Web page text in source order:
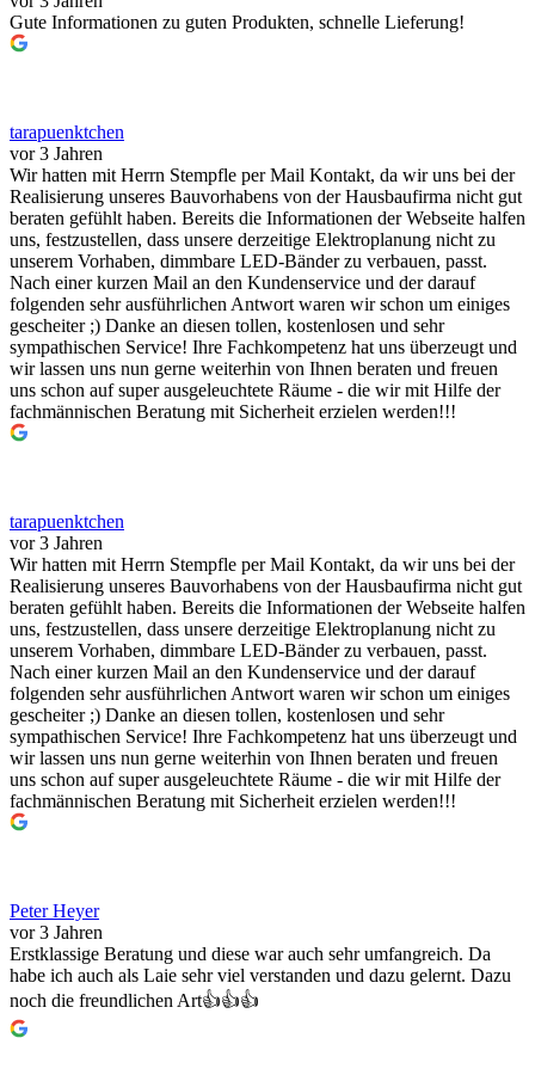
Gute Informationen zu guten Produkten, schnelle Lieferung!
tarapuenktchen
vor 3 Jahren
Wir hatten mit Herrn Stempfle per Mail Kontakt, da wir uns bei der
Realisierung unseres Bauvorhabens von der Hausbaufirma nicht gut
beraten gefühlt haben. Bereits die Informationen der Webseite halfen
uns, festzustellen, dass unsere derzeitige Elektroplanung nicht zu
unserem Vorhaben, dimmbare LED-Bänder zu verbauen, passt.
Nach einer kurzen Mail an den Kundenservice und der darauf
folgenden sehr ausführlichen Antwort waren wir schon um einiges
gescheiter ;) Danke an diesen tollen, kostenlosen und sehr
sympathischen Service! Ihre Fachkompetenz hat uns überzeugt und
wir lassen uns nun gerne weiterhin von Ihnen beraten und freuen
uns schon auf super ausgeleuchtete Räume - die wir mit Hilfe der
fachmännischen Beratung mit Sicherheit erzielen werden!!!
tarapuenktchen
vor 3 Jahren
Wir hatten mit Herrn Stempfle per Mail Kontakt, da wir uns bei der
Realisierung unseres Bauvorhabens von der Hausbaufirma nicht gut
beraten gefühlt haben. Bereits die Informationen der Webseite halfen
uns, festzustellen, dass unsere derzeitige Elektroplanung nicht zu
unserem Vorhaben, dimmbare LED-Bänder zu verbauen, passt.
Nach einer kurzen Mail an den Kundenservice und der darauf
folgenden sehr ausführlichen Antwort waren wir schon um einiges
gescheiter ;) Danke an diesen tollen, kostenlosen und sehr
sympathischen Service! Ihre Fachkompetenz hat uns überzeugt und
wir lassen uns nun gerne weiterhin von Ihnen beraten und freuen
uns schon auf super ausgeleuchtete Räume - die wir mit Hilfe der
fachmännischen Beratung mit Sicherheit erzielen werden!!!
Peter Heyer
vor 3 Jahren
Erstklassige Beratung und diese war auch sehr umfangreich. Da
habe ich auch als Laie sehr viel verstanden und dazu gelernt. Dazu
noch die freundlichen Art👍👍👍